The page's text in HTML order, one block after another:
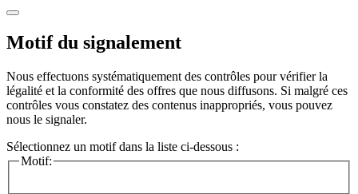
Motif du signalement
Nous effectuons systématiquement des contrôles pour vérifier la
légalité et la conformité des offres que nous diffusons. Si malgré ces
contrôles vous constatez des contenus inappropriés, vous pouvez
nous le signaler.
Sélectionnez un motif dans la liste ci-dessous :
Motif: